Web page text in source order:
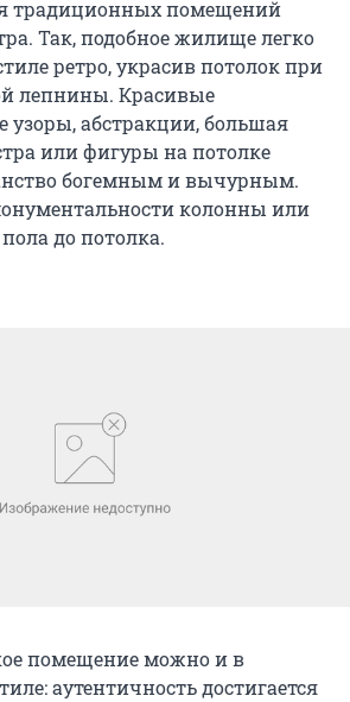
традиционных помещений
Так, подобное жилище легко
ретро, украсив потолок при
лепнины. Красивые
абстракции, большая
или фигуры на потолке
богемным и вычурным.
колонны или
до потолка.
помещение можно и в
аутентичность достигается